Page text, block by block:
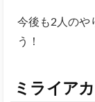
今後も2人のや
う！
ミライア